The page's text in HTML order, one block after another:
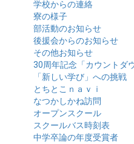
学校からの連絡
寮の様子
部活動のお知らせ
後援会からのお知らせ
その他お知らせ
30周年記念「カウントダ
「新しい学び」への挑戦
とちとこｎａｖｉ
なつかしかね訪問
オープンスクール
スクールバス時刻表
中学卒論の年度受賞者